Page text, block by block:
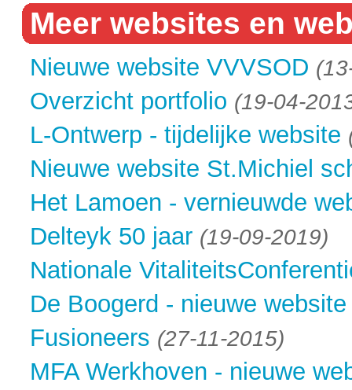
Meer websites en
Nieuwe website VVVSOD
Overzicht portfolio (19-04-
L-Ontwerp - tijdelijke website
Nieuwe website St.Michiel
Het Lamoen - vernieuwde
Delteyk 50 jaar (19-09-2019)
Nationale
De Boogerd - nieuwe website
Fusioneers (27-11-2015)
MFA Werkhoven - nieuwe